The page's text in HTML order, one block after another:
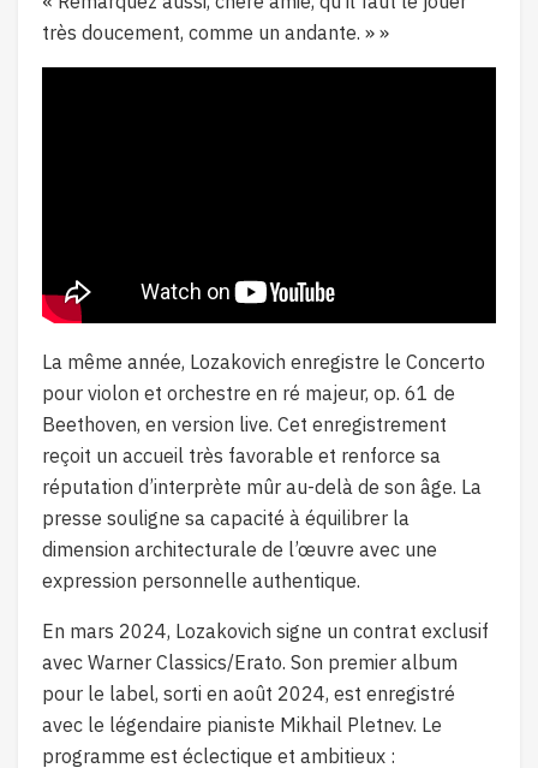
très doucement, comme un andante. » »
La même année, Lozakovich enregistre le Concerto
pour violon et orchestre en ré majeur, op. 61 de
Beethoven, en version live. Cet enregistrement
reçoit un accueil très favorable et renforce sa
réputation d’interprète mûr au-delà de son âge. La
presse souligne sa capacité à équilibrer la
dimension architecturale de l’œuvre avec une
expression personnelle authentique.
En mars 2024, Lozakovich signe un contrat exclusif
avec Warner Classics/Erato. Son premier album
pour le label, sorti en août 2024, est enregistré
avec le légendaire pianiste Mikhail Pletnev. Le
programme est éclectique et ambitieux :